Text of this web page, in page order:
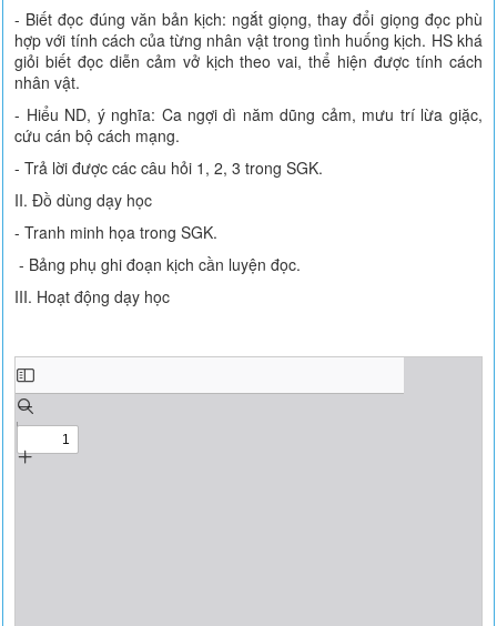
- Biết đọc đúng văn bản kịch: ngắt giọng, thay đổi giọng đọc phù
hợp với tính cách của từng nhân vật trong tình huống kịch. HS khá
giỏi biết đọc diễn cảm vở kịch theo vai, thể hiện được tính cách
nhân vật.
- Hiểu ND, ý nghĩa: Ca ngợi dì năm dũng cảm, mưu trí lừa giặc,
cứu cán bộ cách mạng.
- Trả lời được các câu hỏi 1, 2, 3 trong SGK.
II. Đồ dùng dạy học
- Tranh minh họa trong SGK.
- Bảng phụ ghi đoạn kịch cần luyện đọc.
III. Hoạt động dạy học